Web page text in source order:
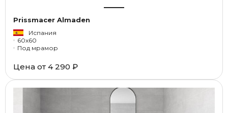
Prissmacer Almaden
Испания
60x60
Под мрамор
Цена от 4 290 ₽